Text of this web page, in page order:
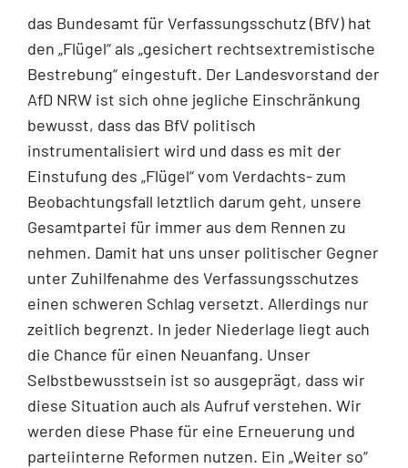
das Bundesamt für Verfassungsschutz (BfV) hat
den „Flügel“ als „gesichert rechtsextremistische
Bestrebung“ eingestuft. Der Landesvorstand der
AfD NRW ist sich ohne jegliche Einschränkung
bewusst, dass das BfV politisch
instrumentalisiert wird und dass es mit der
Einstufung des „Flügel“ vom Verdachts- zum
Beobachtungsfall letztlich darum geht, unsere
Gesamtpartei für immer aus dem Rennen zu
nehmen. Damit hat uns unser politischer Gegner
unter Zuhilfenahme des Verfassungsschutzes
einen schweren Schlag versetzt. Allerdings nur
zeitlich begrenzt. In jeder Niederlage liegt auch
die Chance für einen Neuanfang. Unser
Selbstbewusstsein ist so ausgeprägt, dass wir
diese Situation auch als Aufruf verstehen. Wir
werden diese Phase für eine Erneuerung und
parteiinterne Reformen nutzen. Ein „Weiter so“